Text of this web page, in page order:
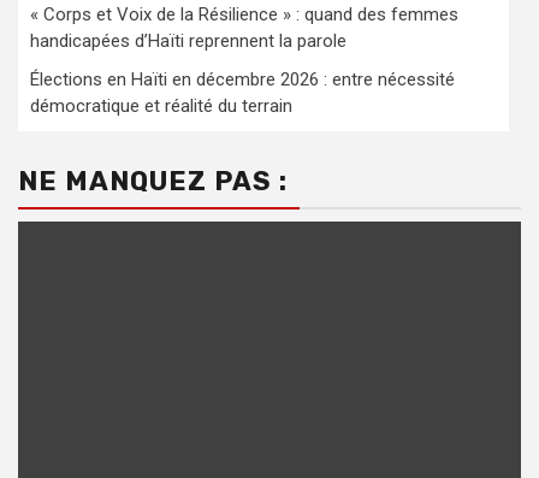
« Corps et Voix de la Résilience » : quand des femmes
handicapées d’Haïti reprennent la parole
Élections en Haïti en décembre 2026 : entre nécessité
démocratique et réalité du terrain
NE MANQUEZ PAS :